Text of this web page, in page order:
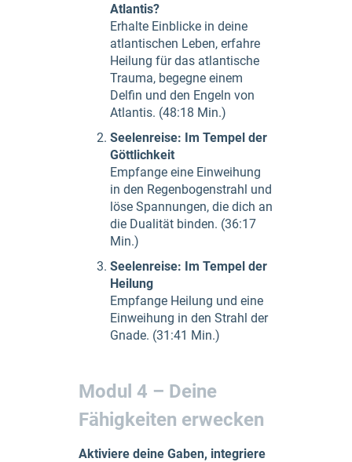
Atlantis?
Erhalte Einblicke in deine
atlantischen Leben, erfahre
Heilung für das atlantische
Trauma, begegne einem
Delfin und den Engeln von
Atlantis. (48:18 Min.)
Seelenreise: Im Tempel der
Göttlichkeit
Empfange eine Einweihung
in den Regenbogenstrahl und
löse Spannungen, die dich an
die Dualität binden. (36:17
Min.)
Seelenreise: Im Tempel der
Heilung
Empfange Heilung und eine
Einweihung in den Strahl der
Gnade. (31:41 Min.)
Modul 4 – Deine
Fähigkeiten erwecken
Aktiviere deine Gaben, integriere